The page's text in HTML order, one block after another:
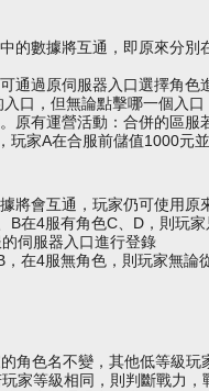
的數據將互通，即原來分別
通過原伺服器入口選擇角
口，但無論點擊哪一個入
原有運營活動：合併的區
玩家A在合服前儲值1000元
將會互通，玩家仍可使用原
B在4服有角色C、D，則玩
伺服器 入口進行登錄
在4服無角色，則玩家無論
角色名不變，其他低等級玩
家等級相同，則判斷戰力